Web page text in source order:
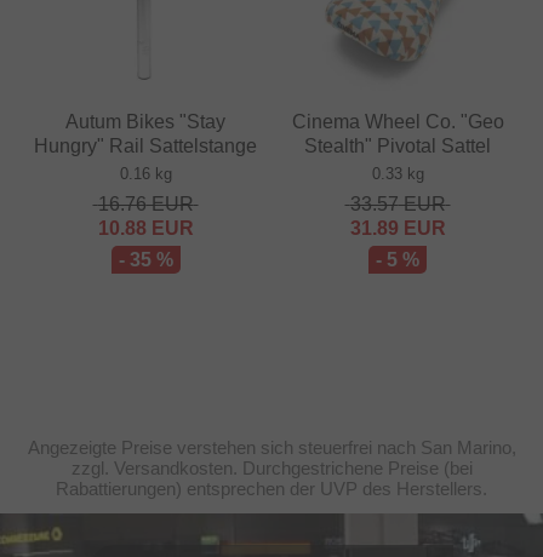
Autum Bikes "Stay
Hungry" Rail Sattelstange
0.16 kg
16.76EUR
10.88 EUR
- 35 %
Cinema Wheel Co. "Geo
Stealth" Pivotal Sattel
0.33 kg
33.57EUR
31.89 EUR
- 5 %
Angezeigte Preise verstehen sich steuerfrei nach San Marino,
zzgl. Versandkosten. Durchgestrichene Preise (bei
Rabattierungen) entsprechen der UVP des Herstellers.